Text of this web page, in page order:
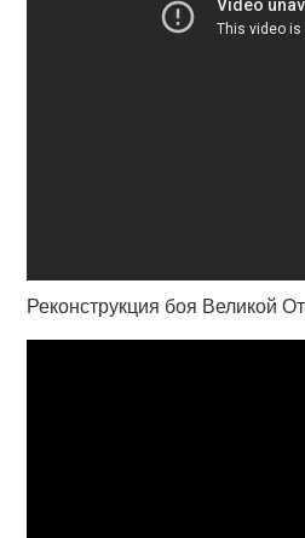
Реконструкция боя Великой